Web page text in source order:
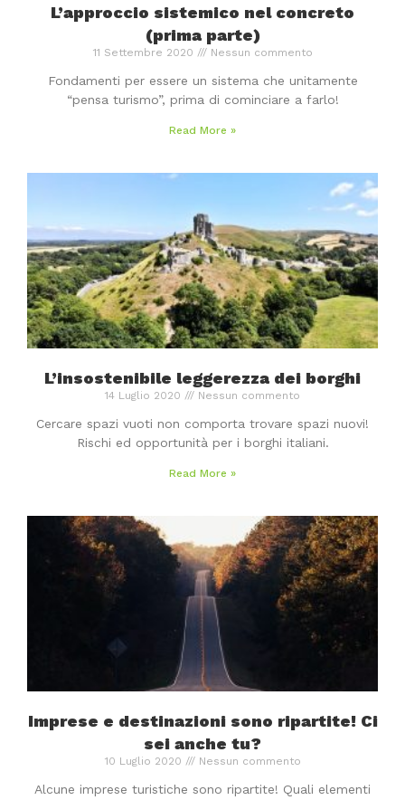
L’approccio sistemico nel concreto
(prima parte)
11 Settembre 2020 Nessun commento
Fondamenti per essere un sistema che unitamente
“pensa turismo”, prima di cominciare a farlo!
Read More »
L’insostenibile leggerezza dei borghi
14 Luglio 2020 Nessun commento
Cercare spazi vuoti non comporta trovare spazi nuovi!
Rischi ed opportunità per i borghi italiani.
Read More »
Imprese e destinazioni sono ripartite! Ci
sei anche tu?
10 Luglio 2020 Nessun commento
Alcune imprese turistiche sono ripartite! Quali elementi